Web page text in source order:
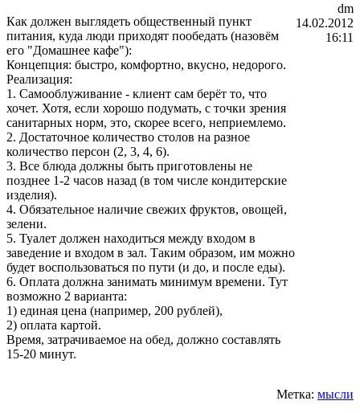
Как должен выглядеть общественный пункт
питания, куда люди приходят пообедать (назовём
его "Домашнее кафе"):
Концепция: быстро, комфортно, вкусно, недорого.
Реализация:
1. Самооблуживание - клиент сам берёт то, что
хочет. Хотя, если хорошо подумать, с точки зрения
санитарных норм, это, скорее всего, неприемлемо.
2. Достаточное количество столов на разное
количество персон (2, 3, 4, 6).
3. Все блюда должны быть приготовлены не
позднее 1-2 часов назад (в том числе кондитерские
изделия).
4. Обязательное наличие свежих фруктов, овощей,
зелени.
5. Туалет должен находиться между входом в
заведение и входом в зал. Таким образом, им можно
будет воспользоваться по пути (и до, и после еды).
6. Оплата должна занимать минимум времени. Тут
возможно 2 варианта:
1) единая цена (например, 200 рублей),
2) оплата картой.
Время, затрачиваемое на обед, должно составлять
15-20 минут.
dm
14.02.2012
16:11
Метка: мысли